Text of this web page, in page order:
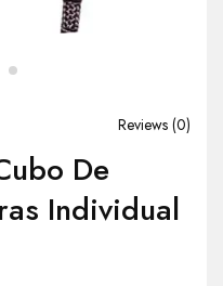
Reviews (0)
De
Individual